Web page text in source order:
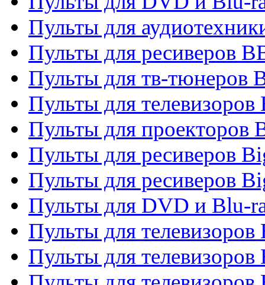
Пульты для
Пульты для ресиверов
Пульты для тв-тюнеров
Пульты для телевизоров
Пульты для проекторов
Пульты для ресиверов
Пульты для ресиверов
Пульты для DVD и Blu-
Пульты для телевизоров
Пульты для телевизоров